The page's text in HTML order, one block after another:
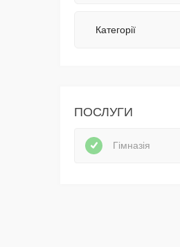
Категорії
ПОСЛУГИ
Гімназія